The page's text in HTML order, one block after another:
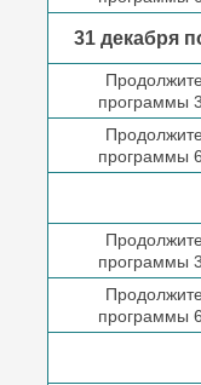
31 декабря
программы
программы
программы
программы